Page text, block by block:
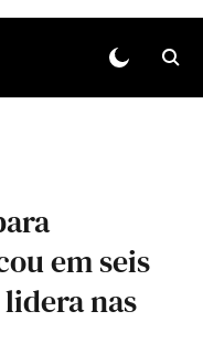
em seis
nas